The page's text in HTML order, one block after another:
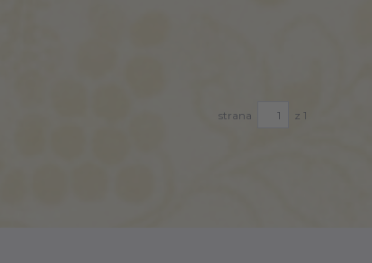
strana z 1